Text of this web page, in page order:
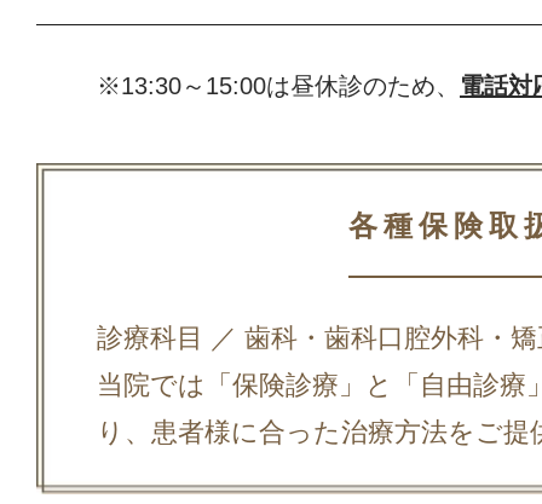
※13:30～15:00は昼休診のため、 電話対
各種保険取
診療科目 ／ 歯科・歯科口腔外科・
当院では「保険診療」と「自由診
り、患者様に合った治療方法をご